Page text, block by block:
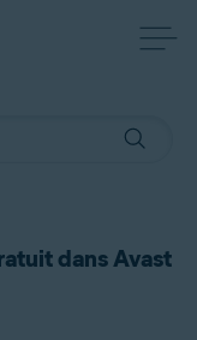
dans Avast